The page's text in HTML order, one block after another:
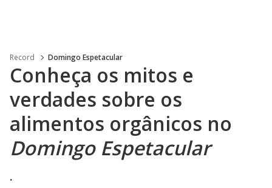
Record Domingo Espetacular
Conheça os mitos e
verdades sobre os
alimentos orgânicos no
Domingo Espetacular
.